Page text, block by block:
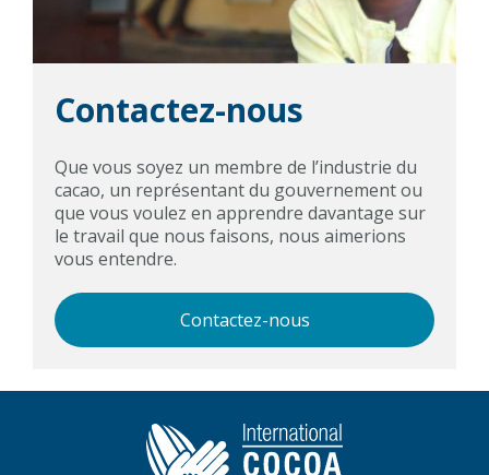
Contactez-nous
Que vous soyez un membre de l’industrie du
cacao, un représentant du gouvernement ou
que vous voulez en apprendre davantage sur
le travail que nous faisons, nous aimerions
vous entendre.
Contactez-nous